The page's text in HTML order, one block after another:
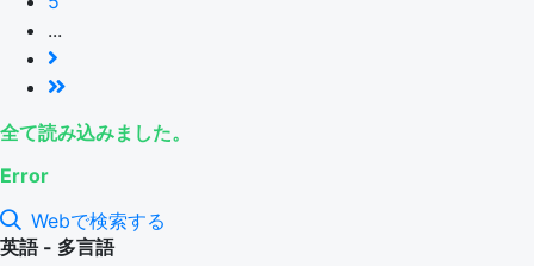
...
全て読み込みました。
Error
Webで検索する
英語 - 多言語